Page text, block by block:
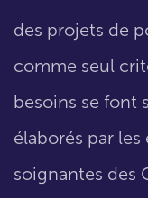
des projets de
comme seul
besoins se font
élaborés par
soignantes des